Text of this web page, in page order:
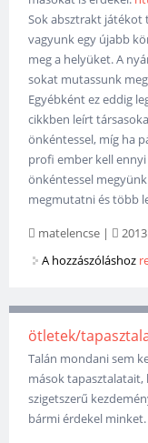
Sok absztrakt játékot
vagyunk egy újabb
meg a helyüket. A
sokat mutassunk
Egyébként ez eddig
cikkben leírt
önkéntessel, míg ha
profi ember kell
önkéntessel
megmutatni és több
matelencse |
A hozzászóláshoz
ötletek/
Talán mondani sem
mások
szigetszerű
bármi érdekel minket.